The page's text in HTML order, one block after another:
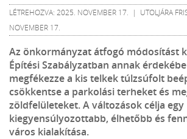
LÉTREHOZVA: 2025. NOVEMBER 17. | UTOLJÁRA
NOVEMBER 17.
Az önkormányzat átfogó módosítást
Építési Szabályzatban annak
megfékezze a kis telkek túlzsúfolt
csökkentse a parkolási terheket és
zöldfelületeket. A változások célja egy
kiegyensúlyozottabb, élhetőbb és
város kialakítása.